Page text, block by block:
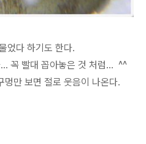
었다 하기도 한다.
꼭 빨대 꼽아놓은 것 처럼... ^^
멍만 보면 절로 웃음이 나온다.